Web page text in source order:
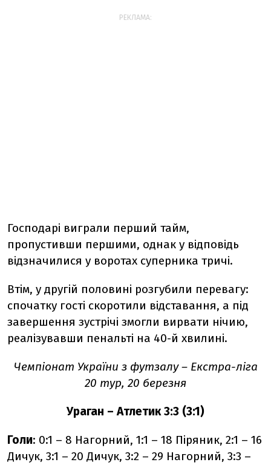
РЕКЛАМА:
Господарі виграли перший тайм,
пропустивши першими, однак у відповідь
відзначилися у воротах суперника тричі.
Втім, у другій половині розгубили перевагу:
спочатку гості скоротили відставання, а під
завершення зустрічі змогли вирвати нічию,
реалізувавши пенальті на 40-й хвилині.
Чемпіонат України з футзалу – Екстра-ліга
20 тур, 20 березня
Ураган – Атлетик 3:3 (3:1)
Голи: 0:1 – 8 Нагорний, 1:1 – 18 Піряник, 2:1 – 16
Дичук, 3:1 – 20 Дичук, 3:2 – 29 Нагорний, 3:3 –